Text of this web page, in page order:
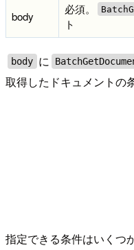
body
必須。
ト
body に
取得したドキュメントの
指定できる条件はいくつ